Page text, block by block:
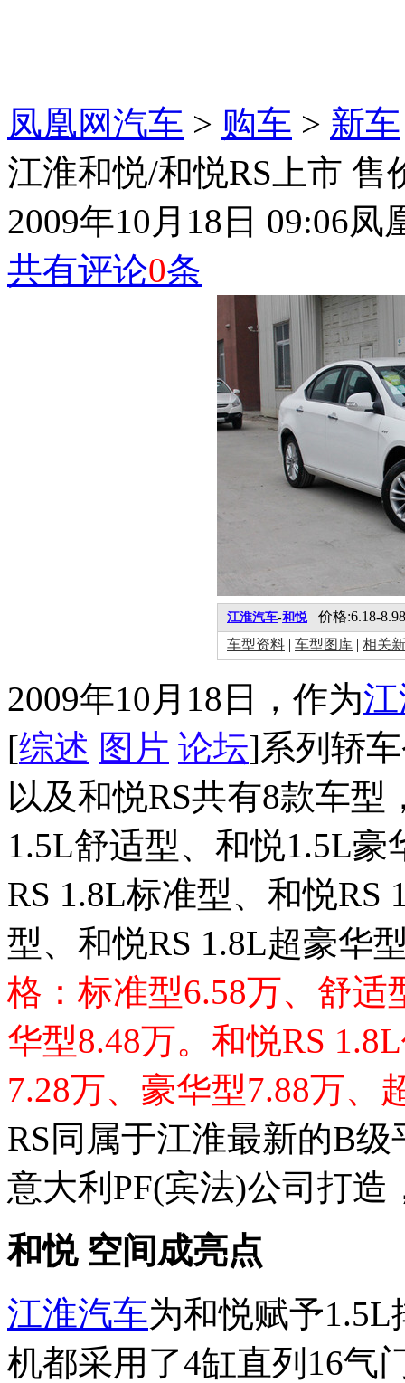
凤凰网汽车 > 购车 > 新车
江淮和悦/和悦RS上市 售
2009年10月18日 09:06凤
共有评论0条
江淮汽车-和悦价格:6.18-
车型资料 | 车型图库 | 相关
2009年10 月 18 日 ，作为
[综述 图片 论坛]系列轿
以及和悦RS共有8款车
1.5L舒适型、和悦1.5L
RS 1.8L标准型、和悦RS
型、和悦RS 1.8L超豪华
格：标准型6.58万、舒适
华型8.48万。和悦RS
7.28万、豪华型7.88万、
RS同属于江淮最新的B
意大利PF(宾法)公司打
和悦 空间成亮点
江淮汽车为和悦赋予
机都采用了4缸直列16气